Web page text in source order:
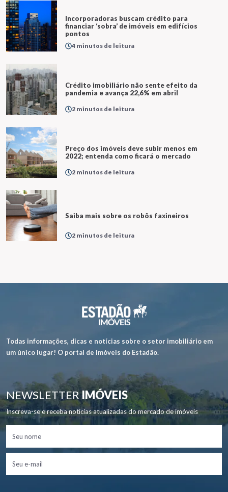
Incorporadoras buscam crédito para
financiar ‘sobra’ de imóveis em edifícios
pontos
4 minutos de leitura
Crédito imobiliário não sente efeito da
pandemia e avança 22,6% em abril
2 minutos de leitura
Preço dos imóveis deve subir menos em
2022; entenda como ficará o mercado
2 minutos de leitura
Saiba mais sobre os robôs faxineiros
2 minutos de leitura
Todas informações, dicas e notícias sobre o setor imobiliário em
um único lugar! O portal de Imóveis do Estadão.
NEWSLETTERIMÓVEIS
Inscreva-se e receba notícias atualizadas do mercado de imóveis